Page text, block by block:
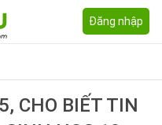
Đăng nhập
CHO BIẾT TIN